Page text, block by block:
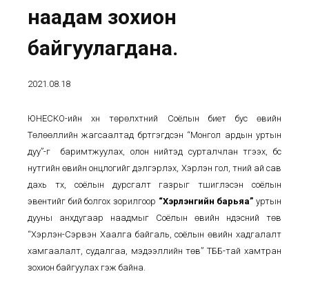
наадам зохион
байгуулагдана.
2021.08.18
ЮНЕСКО-ийн хүн төрөлхтний Соёлын биет бус өвийн
Төлөөллийн жагсаалтад бүртгэгдсэн “Монгол ардын уртын
дуу”-г баримтжуулах, олон нийтэд сурталчлан түгээх,бүс
нутгийн өвийн онцлогийг дэлгэрүүлэх, Хэрлэн гол, түүний ай сав
дахь түүх, соёлын дурсгалт газрыг түшиглэсэн соёлын
эвентийг бий болгох зорилгоор “Хэрлэнгийн барьяа” уртын
дууны анхдугаар наадмыг Соёлын өвийн үндэсний төв
“Хэрлэн-Сэрвэн Хаалга байгаль, соёлын өвийн хадгалалт
хамгаалалт, судалгаа, мэдээллийн төв” ТББ-тай хамтран
зохион байгуулах гэж байна.